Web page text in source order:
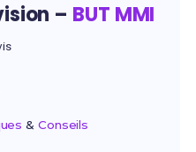
– BUT MMI
& Conseils